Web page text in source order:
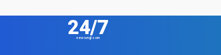
24/7
newsmgl.com